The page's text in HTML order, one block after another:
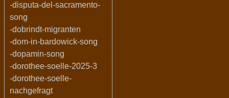
-disputa-del-sacramento-
song
-dobrindt-migranten
-dom-in-bardowick-song
-dopamin-song
-dorothee-soelle-2025-3
-dorothee-soelle-
nachgefragt